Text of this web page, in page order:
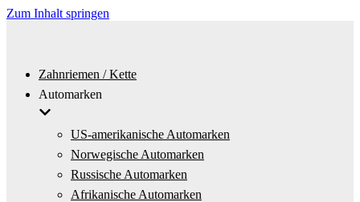
Zum Inhalt springen
Zahnriemen / Kette
Automarken
US-amerikanische Automarken
Norwegische Automarken
Russische Automarken
Afrikanische Automarken